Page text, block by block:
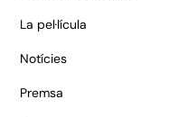
La pel·lícula
Notícies
Premsa